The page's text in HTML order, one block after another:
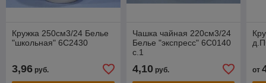
Кружка 250см3/24 Белье
"школьная" 6С2430
3,96 руб.
Чашка чайная 220см3/24
Белье "экспресс" 6С0140
с.1
4,10руб. от